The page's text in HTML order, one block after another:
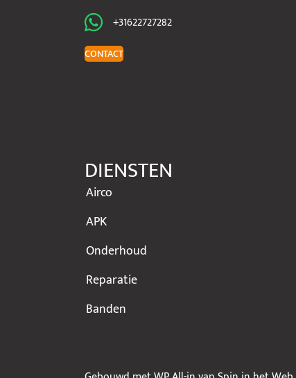
+31622727282
CONTACT
DIENSTEN
Airco
APK
Onderhoud
Reparatie
Banden